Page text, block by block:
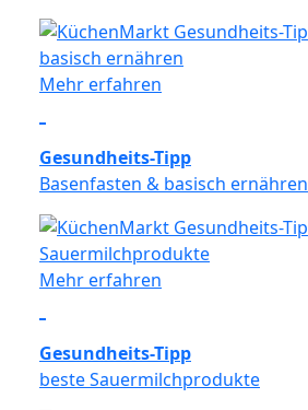
Mehr erfahren
Gesundheits-Tipp
Basenfasten & basisch ernähren
Mehr erfahren
Gesundheits-Tipp
beste Sauermilchprodukte